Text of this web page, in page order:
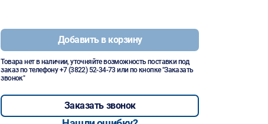
Добавить в корзину
Товара нет в наличии, уточняйте возможность поставки под
заказ по телефону+7 (3822) 52-34-73 или по кнопке "Заказать
звонок"
Заказать звонок